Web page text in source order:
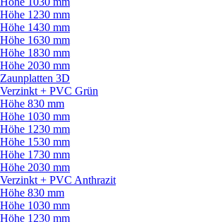
Höhe 1230 mm
Höhe 1430 mm
Höhe 1630 mm
Höhe 1830 mm
Höhe 2030 mm
Zaunplatten 3D
Verzinkt + PVC Grün
Höhe 830 mm
Höhe 1030 mm
Höhe 1230 mm
Höhe 1530 mm
Höhe 1730 mm
Höhe 2030 mm
Verzinkt + PVC Anthrazit
Höhe 830 mm
Höhe 1030 mm
Höhe 1230 mm